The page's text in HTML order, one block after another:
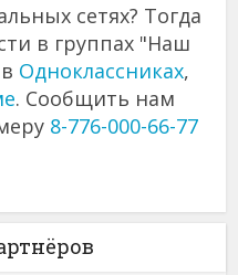
сетях? Тогда
в группах "Наш
Одноклассниках,
. Сообщить нам
8-776-000-66-77